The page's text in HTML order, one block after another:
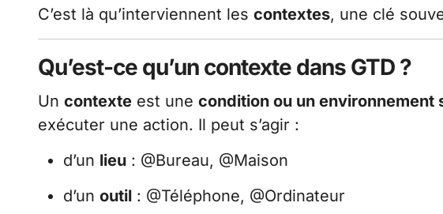
C’est là qu’interviennent les contextes, une clé
Qu’est-ce qu’un contexte dans GTD ?
Un contexte est une condition ou un environnement
exécuter une action. Il peut s’agir :
d’un lieu : @Bureau, @Maison
d’un outil : @Téléphone, @Ordinateur